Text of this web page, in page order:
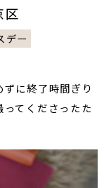
デー
に終了時間ぎり
てくださったた